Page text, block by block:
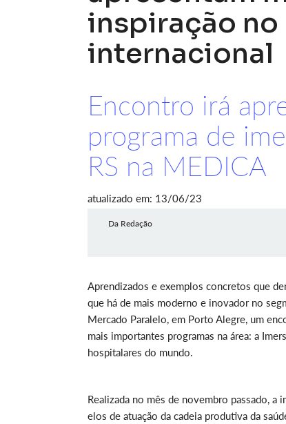
inspiração
internacional
Encontro irá
programa de
RS na MEDICA
atualizado em: 13/06/23
Da Redação
Aprendizados e exemplos concretos que
que há de mais moderno e inovador no
Mercado Paralelo, em Porto Alegre, um
mais importantes programas na área: a
hospitalares do mundo.
Realizada no mês de novembro passado,
elos de atuação da cadeia produtiva da